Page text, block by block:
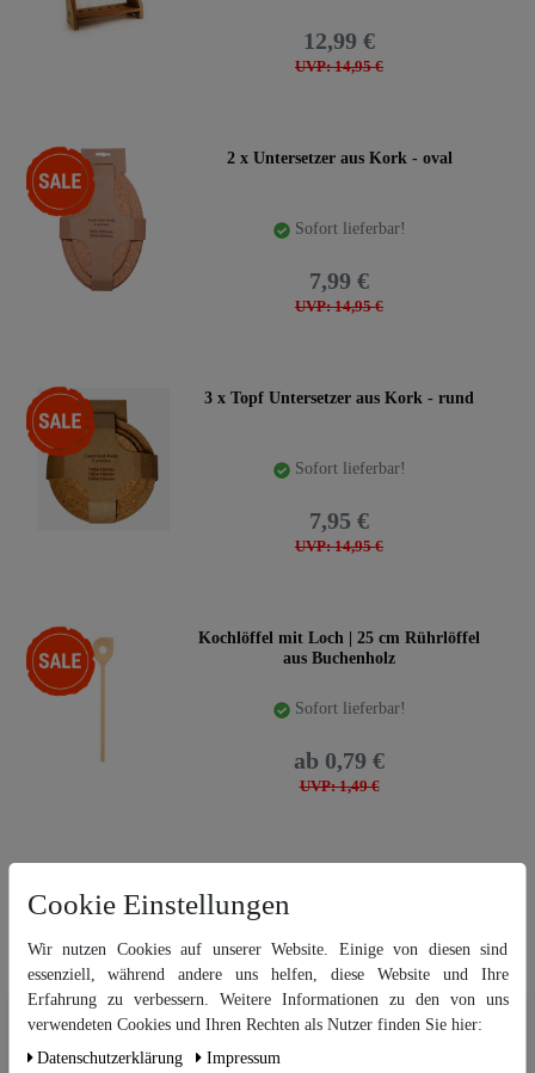
UVP: 14,95 €
12,99 €
-47% 2 x Untersetzer aus Kork - oval
Sofort lieferbar!
UVP: 14,95 €
7,99 €
-47% 3 x Topf Untersetzer aus Kork - rund
Sofort lieferbar!
UVP: 14,95 €
7,95 €
-47%
Kochlöffel mit Loch | 25 cm Rührlöffel
aus Buchenholz
Sofort lieferbar!
UVP: 1,49 €
ab 0,79 €
hoch | Passend zum 5 Liter Glasballon
Sofort lieferbar!
ab 1,89 €
Wir nutzen Cookies auf unserer Website. Einige von diesen sind
zu verbessern. Weitere Informationen zu den von uns verwendeten
Cookie Einstellungen
Wir nutzen Cookies auf unserer Website. Einige von diesen sind
essenziell, während andere uns helfen, diese Website und Ihre
Erfahrung zu verbessern. Weitere Informationen zu den von uns
verwendeten Cookies und Ihren Rechten als Nutzer finden Sie hier:
Daten­schutz­erklärung
Impressum